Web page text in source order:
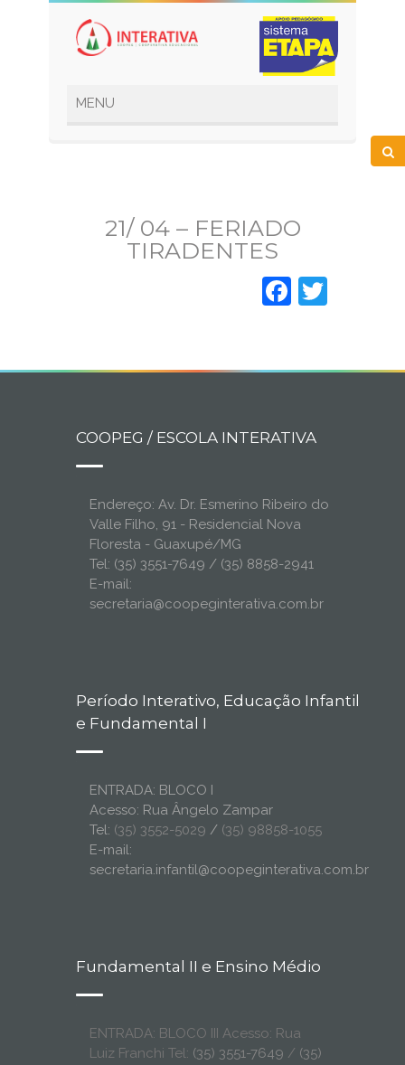
21/ 04 – FERIADO
TIRADENTES
COOPEG / ESCOLA INTERATIVA
Endereço: Av. Dr. Esmerino Ribeiro do
Valle Filho, 91 - Residencial Nova
Floresta - Guaxupé/MG
Tel: (35) 3551-7649 / (35) 8858-2941
E-mail:
secretaria@coopeginterativa.com.br
Período Interativo, Educação Infantil
e Fundamental I
ENTRADA: BLOCO I
Acesso: Rua Ângelo Zampar
Tel: (35) 3552-5029 / (35) 98858-1055
E-mail:
secretaria.infantil@coopeginterativa.com.br
Fundamental II e Ensino Médio
ENTRADA: BLOCO III Acesso: Rua
Luiz Franchi Tel: (35) 3551-7649 / (35)